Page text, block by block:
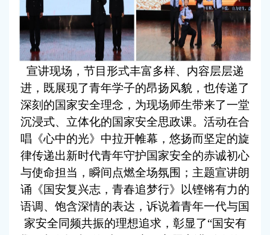
宣讲现场，节目形式丰富多样、内容层层递
进，既展现了青年学子的昂扬风貌，也传递了
深刻的国家安全理念，为现场师生带来了一堂
沉浸式、立体化的国家安全思政课。活动在合
唱《心中的光》中拉开帷幕，悠扬而坚定的旋
律传递出新时代青年守护国家安全的赤诚初心
与使命担当，瞬间点燃全场氛围；主题宣讲朗
诵《国安复兴志，青春追梦行》以铿锵有力的
语调、饱含深情的表达，诉说着青年一代与国
家安全同频共振的理想追求，彰显了“国安有